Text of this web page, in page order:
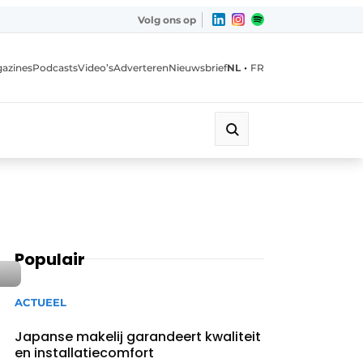
Volg ons op
PodcastsVideo’sAdverterenNieuwsbriefNL • FR
Populair
ACTUEEL
Japanse makelij garandeert kwaliteit
en installatiecomfort